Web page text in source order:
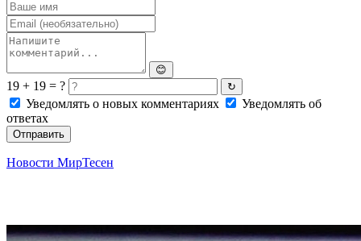
😊
19 + 19 = ? ↻
Уведомлять о новых комментариях
Уведомлять об
ответах
Отправить
Новости МирТесен